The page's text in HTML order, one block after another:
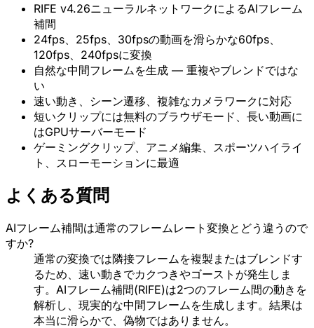
RIFE v4.26ニューラルネットワークによるAIフレーム
補間
24fps、25fps、30fpsの動画を滑らかな60fps、
120fps、240fpsに変換
自然な中間フレームを生成 — 重複やブレンドではな
い
速い動き、シーン遷移、複雑なカメラワークに対応
短いクリップには無料のブラウザモード、長い動画に
はGPUサーバーモード
ゲーミングクリップ、アニメ編集、スポーツハイライ
ト、スローモーションに最適
よくある質問
AIフレーム補間は通常のフレームレート変換とどう違うので
すか?
通常の変換では隣接フレームを複製またはブレンドす
るため、速い動きでカクつきやゴーストが発生しま
す。AIフレーム補間(RIFE)は2つのフレーム間の動きを
解析し、現実的な中間フレームを生成します。結果は
本当に滑らかで、偽物ではありません。